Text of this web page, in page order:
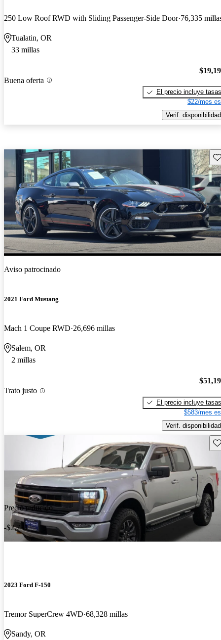
250 Low Roof RWD with Sliding Passenger-Side Door 76,335
Tualatin, OR
33 millas
Buena oferta
El precio incluye tasas
$22/mes
Verif. disponibilidad
Aviso patrocinado
2021 Ford Mustang
Mach 1 Coupe RWD 26,696 millas
Salem, OR
2 millas
Trato justo
El precio incluye tasas
$583/mes
Verif. disponibilidad
Precio reducido
-$2,731
2023 Ford F-150
Tremor SuperCrew 4WD 68,328 millas
Sandy, OR